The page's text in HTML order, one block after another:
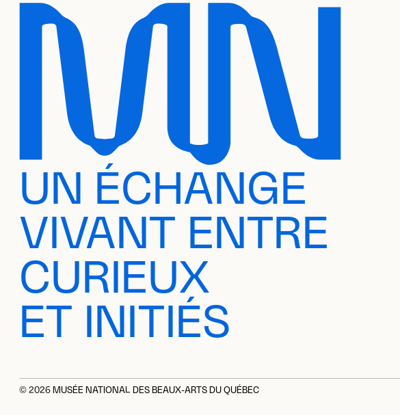
UN ÉCHANGE
VIVANT ENTRE
CURIEUX
ET INITIÉS
© 2026 MUSÉE NATIONAL DES BEAUX-ARTS DU QUÉBEC